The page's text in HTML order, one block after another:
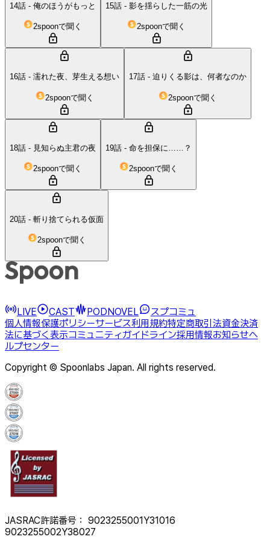
14話 - 俺のほうがもっと
2spoonで聞く
15話 - 影を揺らした一筋の光
2spoonで聞く
16話 - 濡れた夜、芽生える想い
2spoonで聞く
17話 - 迫りくる影は、何者なのか
2spoonで聞く
18話 - 見知らぬ主君の夜
2spoonで聞く
19話 - 命を担保に……？
2spoonで聞く
20話 - 斬り捨てられる仮面
2spoonで聞く
LIVE CAST PODNOVEL
スプコミュ
個人情報保護ポリシーサービス利用規約特定商取引法資金決済
法に基づく表示コミュニティガイドライン採用情報お知らせヘ
ルプセンター
Copyright © Spoonlabs Japan. All rights reserved.
JASRAC許諾番号： 9023255001Y31016
9023255002Y38027